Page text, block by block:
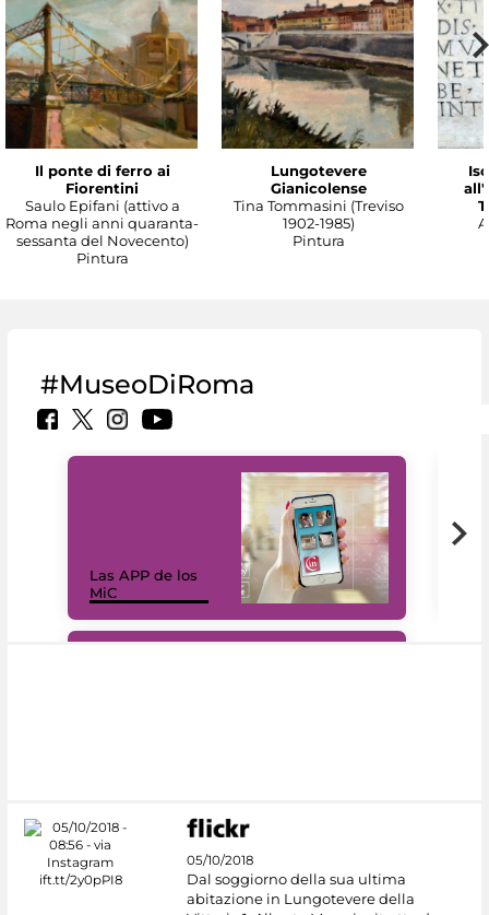
Il ponte di ferro ai
Fiorentini
Saulo Epifani (attivo a
Roma negli anni quaranta-
sessanta del Novecento)
Pintura
Lungotevere
Gianicolense
Tina Tommasini (Treviso
1902-1985)
Pintura
#MuseoDiRoma
Las APP de los
MiC
05/10/2018
Dal soggiorno della sua ultima
abitazione in Lungotevere della